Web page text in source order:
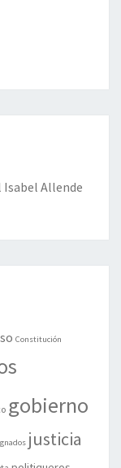
Isabel Allende
Constitución
gobierno
justicia